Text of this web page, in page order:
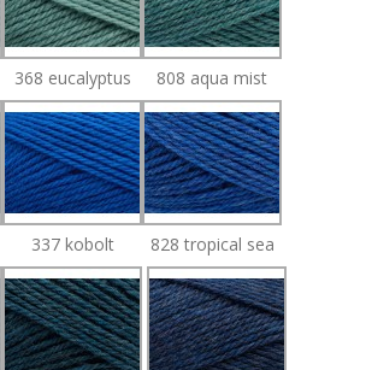
368 eucalyptus 808 aqua mist
337 kobolt 828 tropical sea